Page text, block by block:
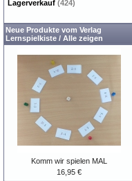
Lagerverkauf (424)
Neue Produkte vom Verlag
Lernspielkiste / Alle zeigen
Komm wir spielen MAL
16,95 €